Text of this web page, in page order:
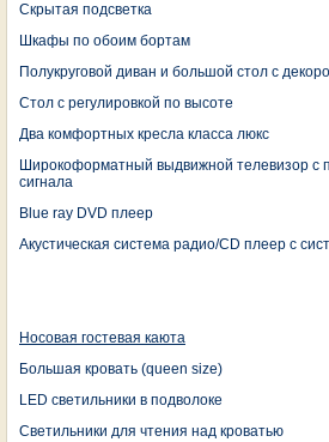
Скрытая подсветка
Шкафы по обоим бортам
Полукруговой диван и большой стол с
Стол с регулировкой по высоте
Два комфортных кресла класса люкс
Широкоформатный выдвижной телевизор с
сигнала
Blue ray DVD плеер
Акустическая система радио/CD плеер с
Носовая гостевая каюта
Большая кровать (queen size)
LED светильники в подволоке
Светильники для чтения над кроватью